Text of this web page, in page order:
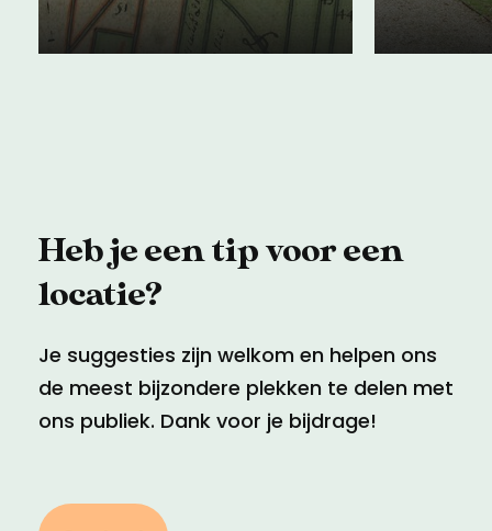
04 juni 2024 07 maart
Heb je een tip voor een
locatie?
Je suggesties zijn welkom en helpen ons
de meest bijzondere plekken te delen met
ons publiek. Dank voor je bijdrage!